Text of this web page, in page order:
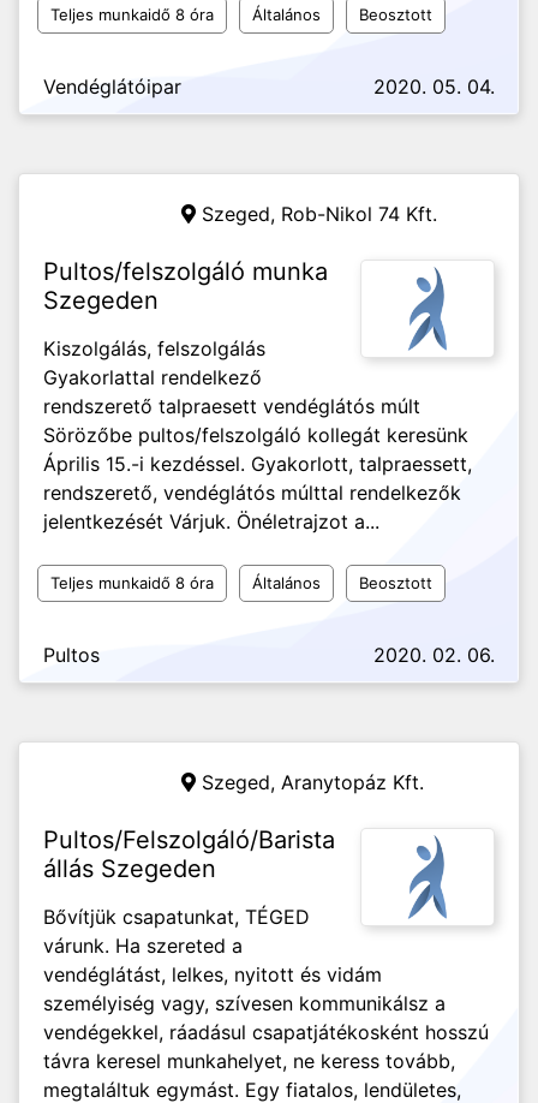
Teljes munkaidő 8 óra Általános Beosztott
Vendéglátóipar 2020. 05. 04.
Szeged, Rob-Nikol 74 Kft.
Pultos/felszolgáló munka
Szegeden
Kiszolgálás, felszolgálás
Gyakorlattal rendelkező
rendszerető talpraesett vendéglátós múlt
Sörözőbe pultos/felszolgáló kollegát keresünk
Április 15.-i kezdéssel. Gyakorlott, talpraessett,
rendszerető, vendéglátós múlttal rendelkezők
jelentkezését Várjuk. Önéletrajzot a...
Teljes munkaidő 8 óra Általános Beosztott
Pultos 2020. 02. 06.
Szeged, Aranytopáz Kft.
Pultos/Felszolgáló/Barista
állás Szegeden
Bővítjük csapatunkat, TÉGED
várunk. Ha szereted a
vendéglátást, lelkes, nyitott és vidám
személyiség vagy, szívesen kommunikálsz a
vendégekkel, ráadásul csapatjátékosként hosszú
távra keresel munkahelyet, ne keress tovább,
megtaláltuk egymást. Egy fiatalos, lendületes,